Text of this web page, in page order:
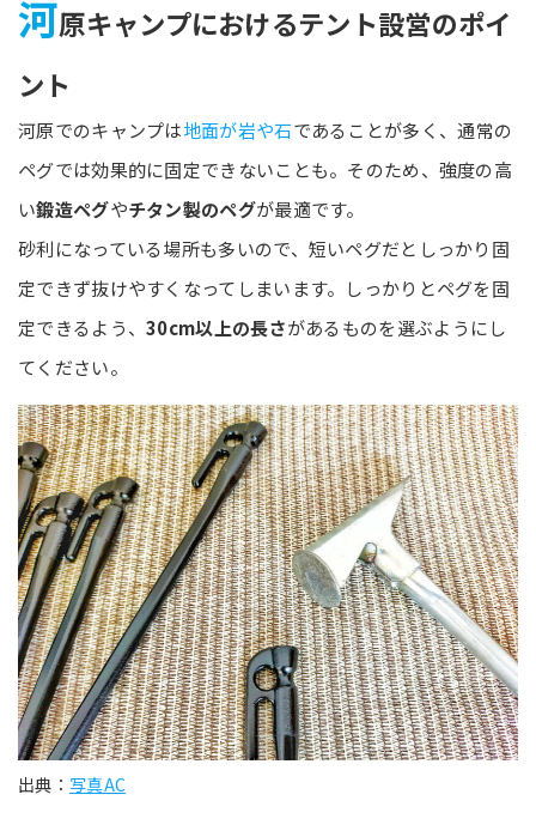
河原キャンプにおけるテント設営のポイ
ント
河原でのキャンプは地面が岩や石であることが多く、通常の
ペグでは効果的に固定できないことも。そのため、強度の高
い鍛造ペグやチタン製のペグが最適です。
砂利になっている場所も多いので、短いペグだとしっかり固
定できず抜けやすくなってしまいます。しっかりとペグを固
定できるよう、30cm以上の長さがあるものを選ぶようにし
てください。
出典： 写真AC